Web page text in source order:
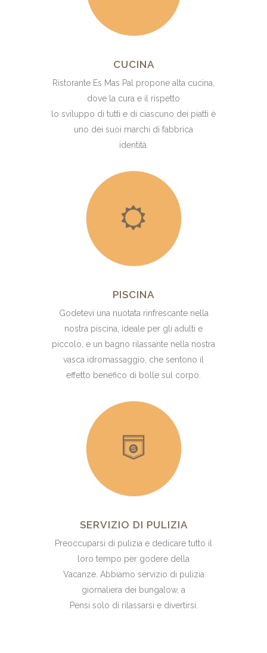
CUCINA
Ristorante Es Mas Pal propone alta cucina,
dove la cura e il rispetto
lo sviluppo di tutti e di ciascuno dei piatti è
uno dei suoi marchi di fabbrica
identità.
PISCINA
Godetevi una nuotata rinfrescante nella
nostra piscina, ideale per gli adulti e
piccolo, e un bagno rilassante nella nostra
vasca idromassaggio, che sentono il
effetto benefico di bolle sul corpo.
SERVIZIO DI PULIZIA
Preoccuparsi di pulizia e dedicare tutto il
loro tempo per godere della
Vacanze. Abbiamo servizio di pulizia
giornaliera dei bungalow, a
Pensi solo di rilassarsi e divertirsi.